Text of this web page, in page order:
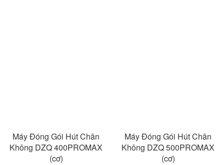
Máy Đóng Gói Hút Chân
Không DZQ 400PROMAX
(cơ)
Máy Đóng Gói Hút Chân
Không DZQ 500PROMAX
(cơ)